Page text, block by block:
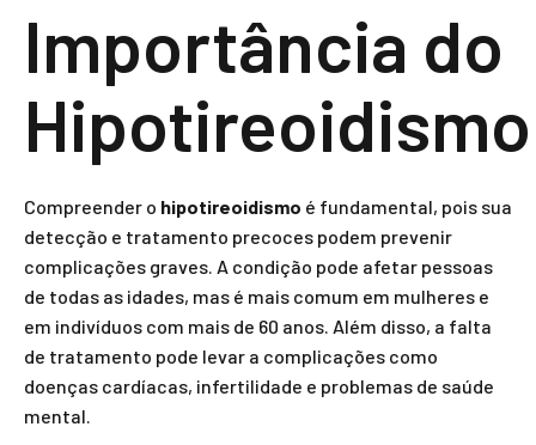
Importância do
Hipotireoidismo
Compreender o hipotireoidismo é fundamental, pois sua
detecção e tratamento precoces podem prevenir
complicações graves. A condição pode afetar pessoas
de todas as idades, mas é mais comum em mulheres e
em indivíduos com mais de 60 anos. Além disso, a falta
de tratamento pode levar a complicações como
doenças cardíacas, infertilidade e problemas de saúde
mental.